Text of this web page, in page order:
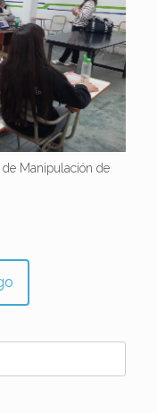
Manipulación de